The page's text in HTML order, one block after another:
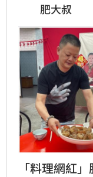
肥大叔
「料理網紅